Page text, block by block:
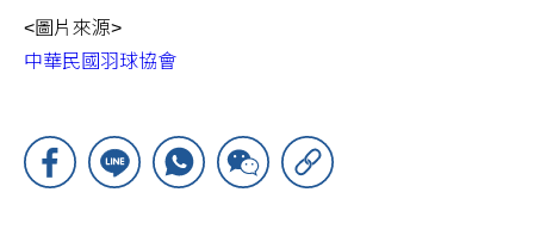
<圖片來源>
中華民國羽球協會